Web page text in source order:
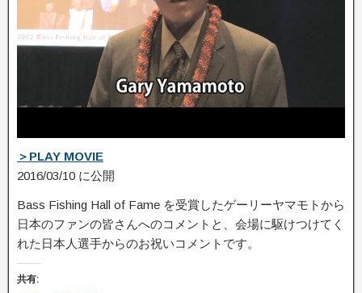
＞PLAY MOVIE
2016/03/10 に公開
Bass Fishing Hall of Fame を受賞したゲーリーヤマモトから
日本のファンの皆さんへのコメントと、会場に駆けつけ­てく
れた日本人選手からのお祝いコメントです。
共有: